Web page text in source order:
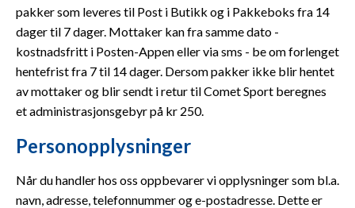
pakker som leveres til Post i Butikk og i Pakkeboks fra 14
dager til 7 dager. Mottaker kan fra samme dato -
kostnadsfritt i Posten-Appen eller via sms - be om forlenget
hentefrist fra 7 til 14 dager. Dersom pakker ikke blir hentet
av mottaker og blir sendt i retur til Comet Sport beregnes
et administrasjonsgebyr på kr 250.
Personopplysninger
Når du handler hos oss oppbevarer vi opplysninger som bl.a.
navn, adresse, telefonnummer og e-postadresse. Dette er